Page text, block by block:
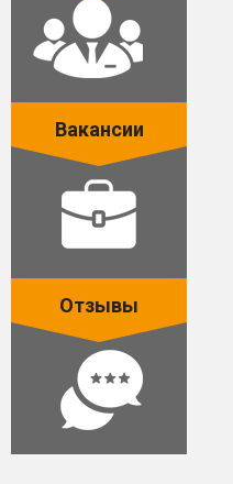
Вакансии
Отзывы